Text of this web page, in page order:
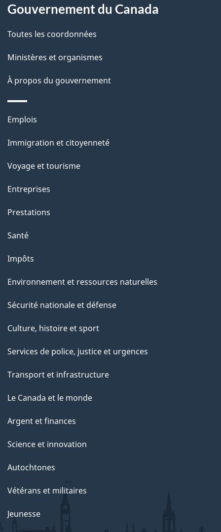
i
l
s
d
e
l
a
p
a
g
e
propos
de
ce
site
Gouvernement du Canada
Toutes les coordonnées
Ministères et organismes
À propos du gouvernement
Thèmes
sujets
Emplois
Immigration et citoyenneté
Voyage et tourisme
Entreprises
Prestations
Santé
Impôts
Environnement et ressources naturelles
Sécurité nationale et défense
Culture, histoire et sport
Services de police, justice et urgences
Transport et infrastructure
Le Canada et le monde
Argent et finances
Science et innovation
Autochtones
Vétérans et militaires
Jeunesse